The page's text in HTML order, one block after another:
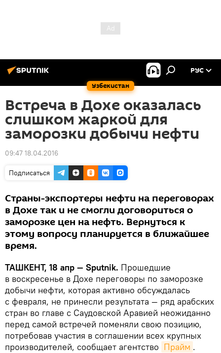
Узбекистан
РУС
Встреча в Дохе оказалась
слишком жаркой для
заморозки добычи нефти
09:47 18.04.2016
Подписаться
Страны-экспортеры нефти на переговорах
в Дохе так и не смогли договориться о
заморозке цен на нефть. Вернуться к
этому вопросу планируется в ближайшее
время.
ТАШКЕНТ, 18 апр — Sputnik. Прошедшие
в воскресенье в Дохе переговоры по заморозке
добычи нефти, которая активно обсуждалась
с февраля, не принесли результата — ряд арабских
стран во главе с Саудовской Аравией неожиданно
перед самой встречей поменяли свою позицию,
потребовав участия в соглашении всех крупных
производителей, сообщает агентство Прайм .